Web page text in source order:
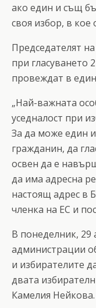
ако един и същ
своя избор, в кое
Председателят
при гласуването
провеждат в
„Най-важната
уседналост при
За да може един
гражданин, да
освен да е
да има адресна
настоящ адрес в
членка на ЕС и
В понеделник, 29
администрации
и избирателите
двата
Камелия Нейкова.